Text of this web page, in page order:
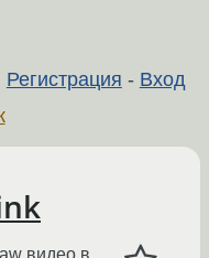
Регистрация - Вход